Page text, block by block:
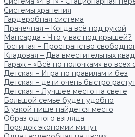
Системы хранения
Гардеробная система
Прачечная – Когда всё под рукой
Мансарда - Что у вас под крышей?
Гостиная – Пространство
Кладовая – Два вместительных
Гараж – «Всё по полочкам» во всех
Детская – Игра по правилам и без
Детская – дети очень быстро
Детская – Лучшее место на свете
Большой семье будет удобно
В узкой нише найдется место
Образ одного взгляда
Порядок экономии минут